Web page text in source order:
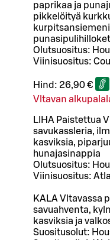
paprikaa ja
pikkelöityä
Olutsuositus:
Viinisuositus:
Hind: 26,90 €
Vltavan
LIHA Paistettua
savukassleria,
kasviksia,
hunajasinappia
Olutsuositus:
Viinisuositus:
KALA Vltavassa
savuahventa,
kasviksia ja
Suositusolut: